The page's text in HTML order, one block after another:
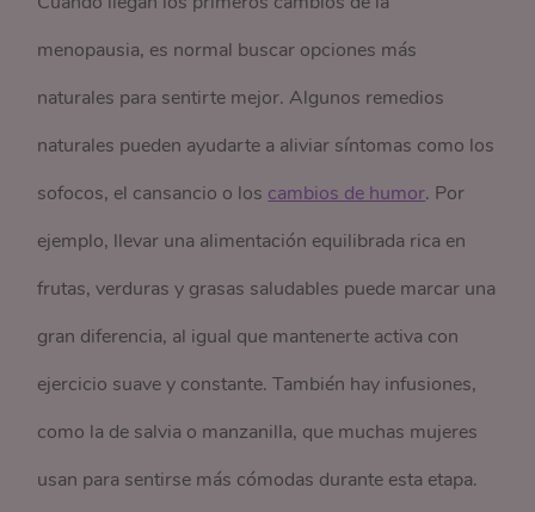
menopausia, es normal buscar opciones más
naturales para sentirte mejor. Algunos remedios
naturales pueden ayudarte a aliviar síntomas como los
sofocos, el cansancio o loscambios de humor. Por
ejemplo, llevar una alimentación equilibrada rica en
frutas, verduras y grasas saludables puede marcar una
gran diferencia, al igual que mantenerte activa con
ejercicio suave y constante. También hay infusiones,
como la de salvia o manzanilla, que muchas mujeres
usan para sentirse más cómodas durante esta etapa.